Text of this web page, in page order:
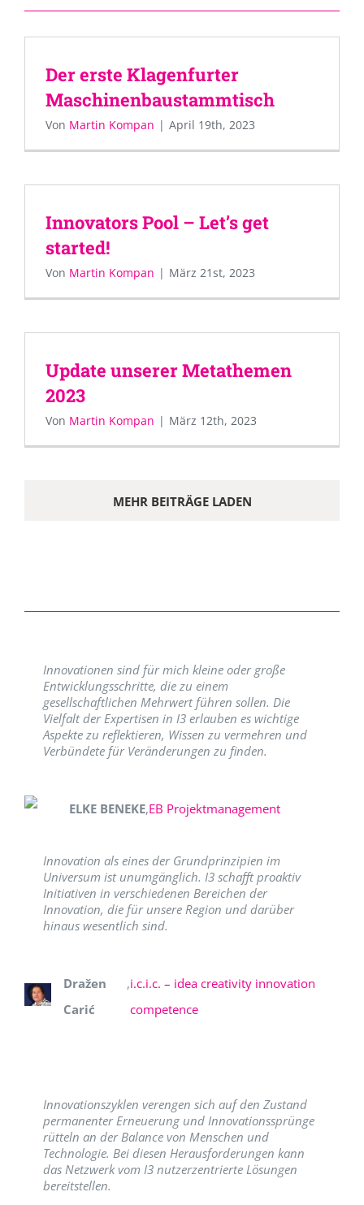
Der erste Klagenfurter
Maschinenbaustammtisch
Von Martin Kompan | April 19th, 2023
Innovators Pool – Let’s get
started!
Von Martin Kompan | März 21st, 2023
Update unserer Metathemen
2023
Von Martin Kompan | März 12th, 2023
MEHR BEITRÄGE LADEN
Innovationen sind für mich kleine oder große
Entwicklungsschritte, die zu einem
gesellschaftlichen Mehrwert führen sollen. Die
Vielfalt der Expertisen in I3 erlauben es wichtige
Aspekte zu reflektieren, Wissen zu vermehren und
Verbündete für Veränderungen zu finden.
ELKE BENEKE,EB Projektmanagement
Innovation als eines der Grundprinzipien im
Universum ist unumgänglich. I3 schafft proaktiv
Initiativen in verschiedenen Bereichen der
Innovation, die für unsere Region und darüber
hinaus wesentlich sind.
Dražen
Carić
,i.c.i.c. – idea creativity innovation
competence
Innovationszyklen verengen sich auf den Zustand
permanenter Erneuerung und Innovationssprünge
rütteln an der Balance von Menschen und
Technologie. Bei diesen Herausforderungen kann
das Netzwerk vom I3 nutzerzentrierte Lösungen
bereitstellen.